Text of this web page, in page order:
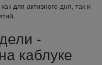
для активного дня, так и
-
каблуке